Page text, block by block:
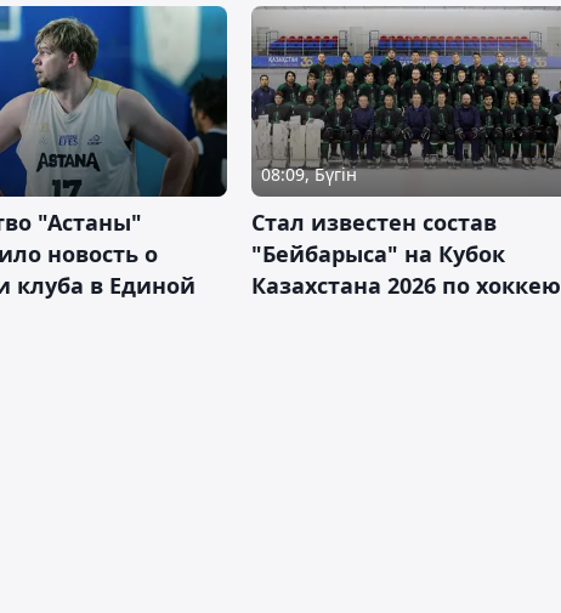
"Астаны"
новость о
клуба в Единой
08:09, Бүгін
Стал известен состав
"Бейбарыса" на Кубок
Казахстана 2026 по хоккею